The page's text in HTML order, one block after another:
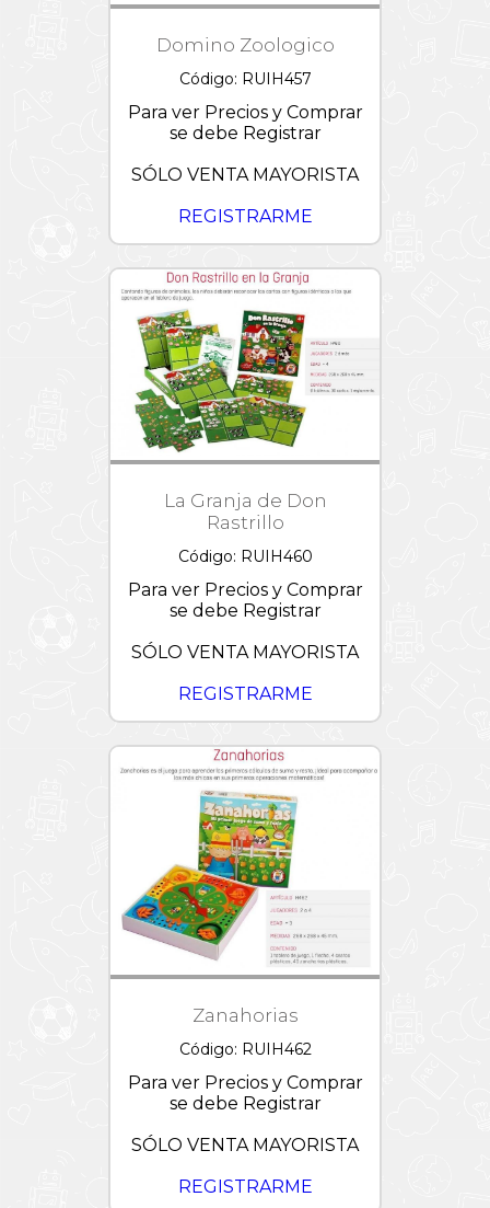
Domino Zoologico
Código: RUIH457
Para ver Precios y Comprar
se debe Registrar
SÓLO VENTA MAYORISTA
REGISTRARME
La Granja de Don
Rastrillo
Código: RUIH460
Para ver Precios y Comprar
se debe Registrar
SÓLO VENTA MAYORISTA
REGISTRARME
Zanahorias
Código: RUIH462
Para ver Precios y Comprar
se debe Registrar
SÓLO VENTA MAYORISTA
REGISTRARME